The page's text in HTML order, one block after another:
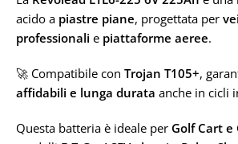
acido a piastre piane, progettata per
professionali e piattaforme aeree.
🚀 Compatibile con Trojan T105+,
affidabili e lunga durata anche in cicli
Questa batteria è ideale per Golf Cart e
TECNOLOGIA
PIOMBO-ACIDO
CAPACITÀ IN AH